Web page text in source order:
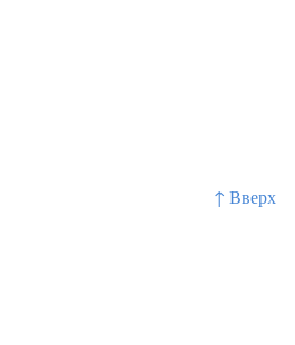
↑ Вверх